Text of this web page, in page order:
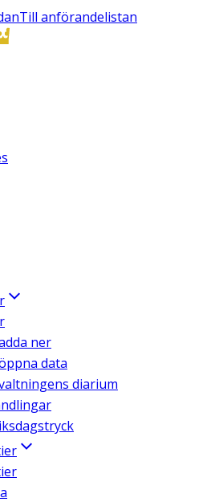
Till anförandelistan
ner
data
diarium